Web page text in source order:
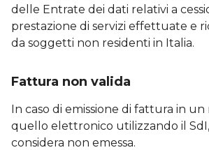
delle Entrate dei dati relativi a
prestazione di servizi effettuate e
da soggetti non residenti in Italia.
Fattura non valida
In caso di emissione di fattura in
quello elettronico utilizzando il
considera non emessa.